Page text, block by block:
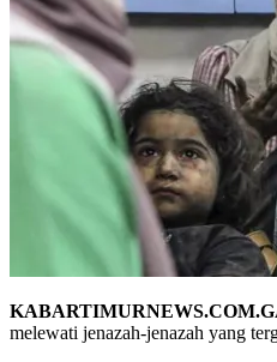
melewati jenazah-jenazah yang